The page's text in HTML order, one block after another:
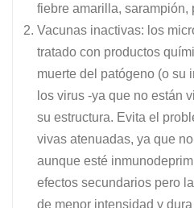
fiebre amarilla, sarampión,
Vacunas inactivas: los
tratado con productos
muerte del patógeno (o su
los virus -ya que no están
su estructura. Evita el
vivas atenuadas, ya que
aunque esté
efectos secundarios pero
de menor intensidad y